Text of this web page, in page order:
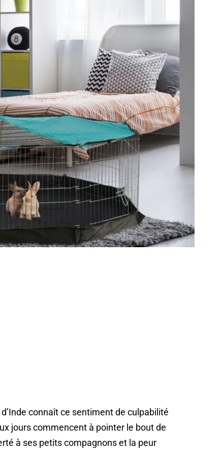
connaît ce sentiment de culpabilité
jours commencent à pointer le bout de
à ses petits compagnons et la peur